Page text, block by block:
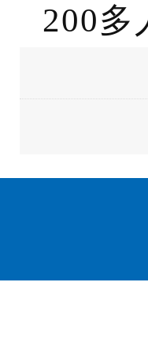
200多